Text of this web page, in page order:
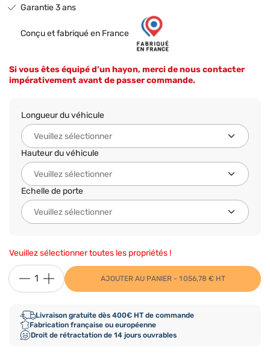
Garantie 3 ans
Conçu et fabriqué en France
Si vous êtes équipé d’un hayon, merci de nous contacter
impérativement avant de passer commande.
Longueur du véhicule
Hauteur du véhicule
Echelle de porte
Veuillez sélectionner toutes les propriétés !
AJOUTER AU PANIER - 1 056,78 € HT
Livraison gratuite dès 400€ HT de commande
Fabrication française ou européenne
Droit de rétractation de 14 jours ouvrables